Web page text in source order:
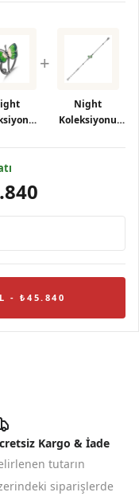
Yüzük
+
Night
Koleksiyonu
Gerçekçi
- ₺45.840
Kargo & İade
tutarın
siparişlerde